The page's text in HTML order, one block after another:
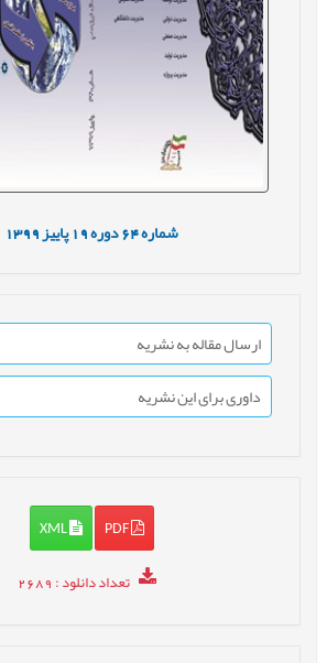
شماره64 دوره19 پاییز1399
ارسال مقاله به نشریه
داوری برای این نشریه
PDF
XML
تعداد دانلود: 2689